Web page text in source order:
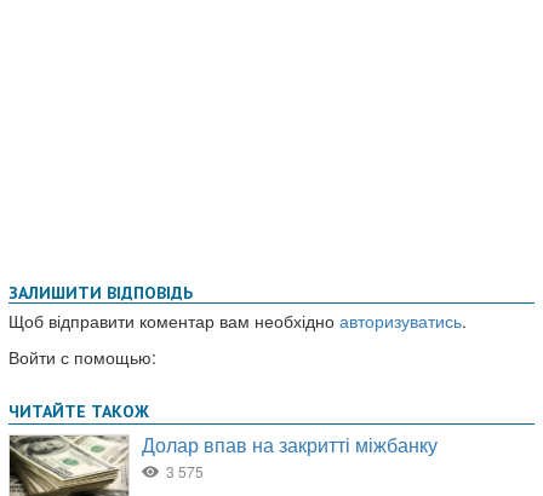
ЗАЛИШИТИ ВІДПОВІДЬ
Щоб відправити коментар вам необхідно авторизуватись.
Войти с помощью: